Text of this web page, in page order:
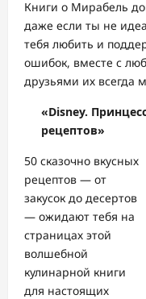
Книги о Мирабель
даже если ты не
тебя любить и
ошибок, вместе с
друзьями их всегда
«Disney.
рецептов»
50 сказочно вкусных
рецептов — от
закусок до десертов
— ожидают тебя на
страницах этой
волшебной
кулинарной книги
для настоящих